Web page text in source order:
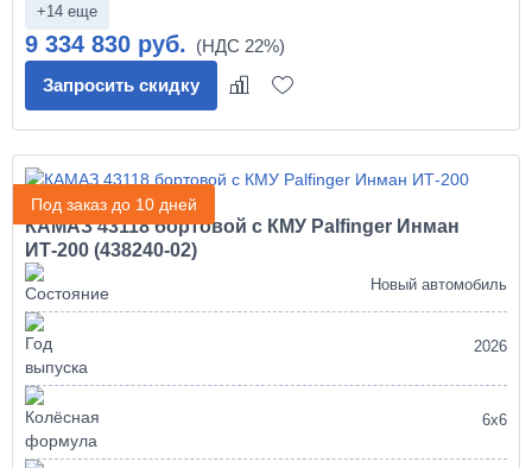
+14 еще
9 334 830 руб.
Запросить скидку
Под заказ до 10 дней
КАМАЗ 43118 бортовой с КМУ Palfinger Инман
ИТ-200 (438240-02)
Новый автомобиль
2026
6х6